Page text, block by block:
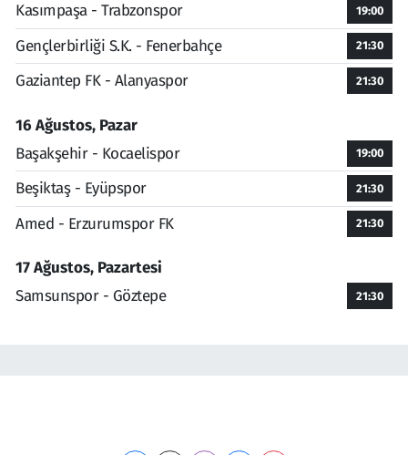
Kasımpaşa - Trabzonspor 19:00
Gençlerbirliği S.K. - Fenerbahçe 21:30
Gaziantep FK - Alanyaspor 21:30
16 Ağustos, Pazar
Başakşehir - Kocaelispor
19:00
Beşiktaş - Eyüpspor 21:30
Amed - Erzurumspor FK 21:30
17 Ağustos, Pazartesi
Samsunspor - Göztepe
21:30